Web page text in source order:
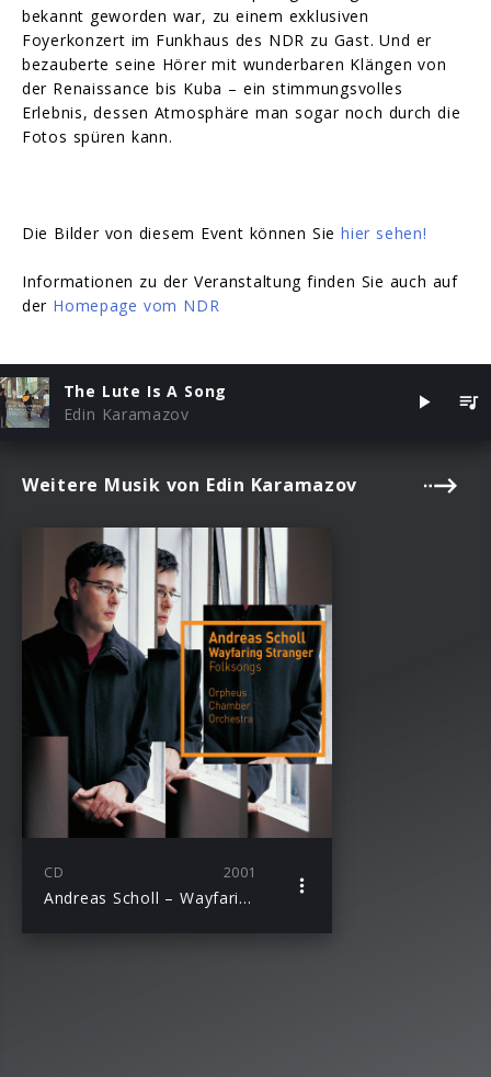
bekannt geworden war, zu einem exklusiven
Foyerkonzert im Funkhaus des NDR zu Gast. Und er
bezauberte seine Hörer mit wunderbaren Klängen von
der Renaissance bis Kuba – ein stimmungsvolles
Erlebnis, dessen Atmosphäre man sogar noch durch die
Fotos spüren kann.
Die Bilder von diesem Event können Siehier sehen!
Informationen zu der Veranstaltung finden Sie auch auf
der Homepage vom NDR
The Lute Is A Song
Edin Karamazov
Weitere Musik von Edin Karamazov
CD 2001
Andreas Scholl – Wayfaring Stranger – Folksongs